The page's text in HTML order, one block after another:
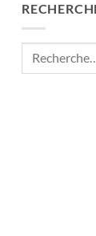
Recherche